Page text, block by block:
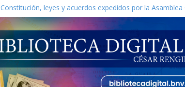
Constitución, leyes y acuerdos expedidos por la
Una Parálisis [material gráfico]
Modesta Bor Sánchez [material gráfico]
Gaceta Oficial de la República de Venezuela año CXXXIII
Catálogo temático de obras de Modesta Bor